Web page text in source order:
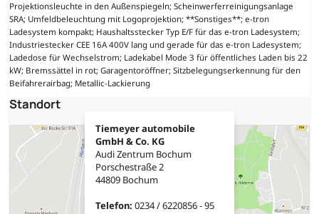
Projektionsleuchte in den Außenspiegeln; Scheinwerferreinigungsanlage
SRA; Umfeldbeleuchtung mit Logoprojektion; **Sonstiges**; e-tron
Ladesystem kompakt; Haushaltsstecker Typ E/F für das e-tron Ladesystem;
Industriestecker CEE 16A 400V lang und gerade für das e-tron Ladesystem;
Ladedose für Wechselstrom; Ladekabel Mode 3 für öffentliches Laden bis 22
kW; Bremssättel in rot; Garagentoröffner; Sitzbelegungserkennung für den
Beifahrerairbag; Metallic-Lackierung
Standort
Tiemeyer automobile
GmbH & Co. KG
Audi Zentrum Bochum
Porschestraße 2
44809 Bochum
Telefon: 0234 / 6220856 - 95